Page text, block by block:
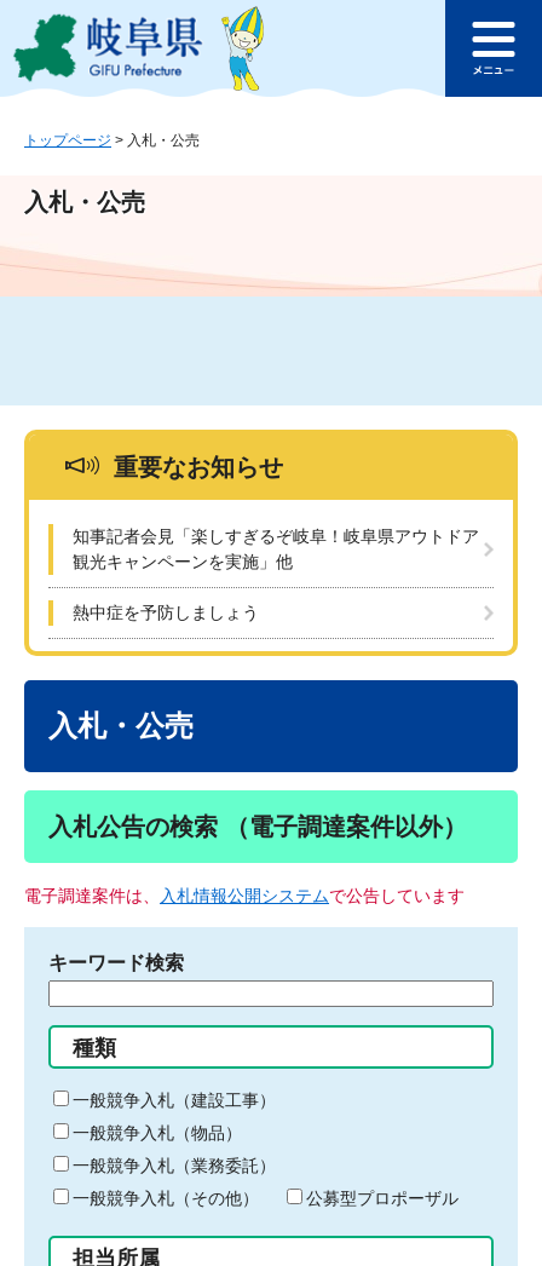
ジ
ュ
文
このページの本文へ
ュ
トップページ > 入札・公売
入札・公売
重要なお知らせ
知事記者会見「楽しすぎるぞ岐阜！岐阜県アウトドア
観光キャンペーンを実施」他
熱中症を予防しましょう
入札・公売
入札公告の検索 （電子調達案件以外）
電子調達案件は、 入札情報公開システムで公告しています
キーワード検索
る
キ
ー
ワ
ー
ド
入
種類
一般競争入札（建設工事）
一般競争入札（物品）
一般競争入札（業務委託）
一般競争入札（その他）
公募型プロポーザル
担当所属